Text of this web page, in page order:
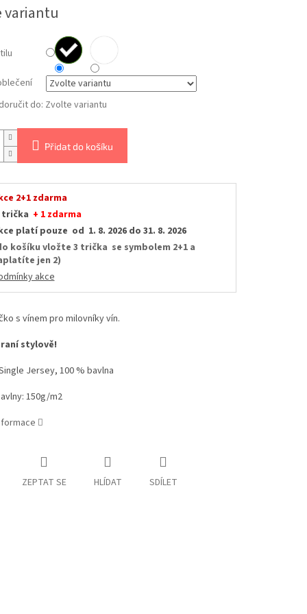
variantu
do: Zvolte variantu
Přidat do košíku
2+1 zdarma
+ 1 zdarma
platí pouze od 1. 8. 2026 do 31. 8. 2026
košíku vložte 3 trička se symbolem 2+1 a
jen 2)
akce
s vínem pro milovníky vín.
stylově!
Jersey, 100 % bavlna
150g/m2
ZEPTAT SE HLÍDAT SDÍLET